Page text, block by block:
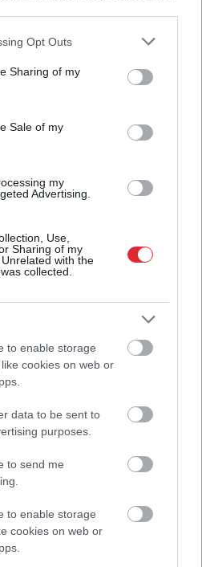
app uses one or more Google
behaviour. You may click to
and its third-party tags to
purposes in below Google
Opt Outs
Sharing of my
Sale of my
my
Advertising.
Use,
Sharing of my
with the
collected.
to enable storage
cookies on web or
data to be sent to
purposes.
to send me
to enable storage
cookies on web or
var
valsts naudu?
rēķināt un
cipari
Ukrainas debesis kļūst
pārtvertajām raķetēm ir
galēji kritiska
Ziņot